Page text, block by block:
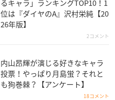
るキャラ」ランキングTOP10！1
位は『ダイヤのA』沢村栄純【20
26年版】
2コメント
内山昂輝が演じる好きなキャラ
投票！やっぱり月島蛍？それと
も狗巻棘？【アンケート】
18コメント